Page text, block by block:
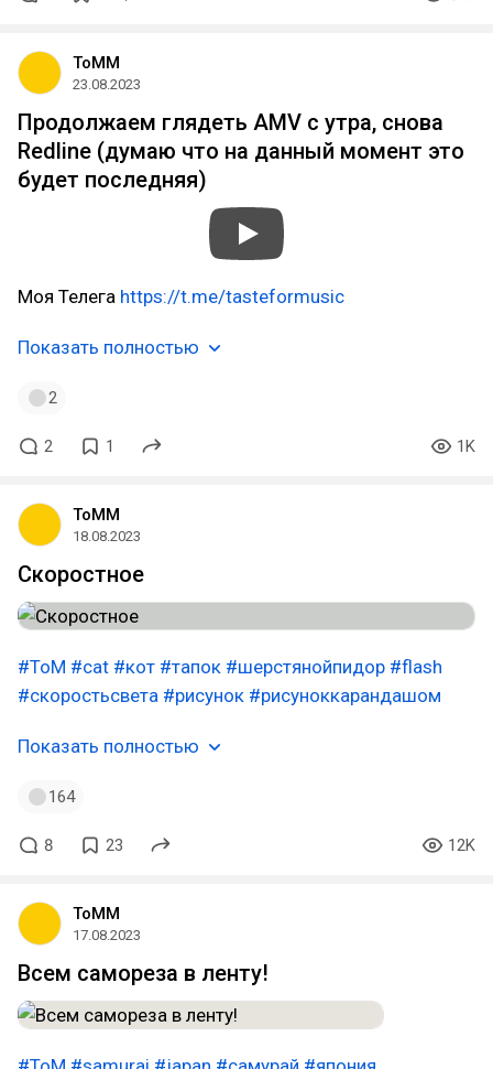
ToMM
23.08.2023
Продолжаем глядеть AMV с утра, снова
Redline (думаю что на данный момент это
будет последняя)
Моя Телега https://t.me/tasteformusic
Показать полностью
2
2 1 1K
ToMM
18.08.2023
Скоростное
#ToM #cat #кот #тапок #шерстянойпидор #flash
#скоростьсвета #рисунок #рисуноккарандашом
Показать полностью
164
8 23 12K
ToMM
17.08.2023
Всем самореза в ленту!